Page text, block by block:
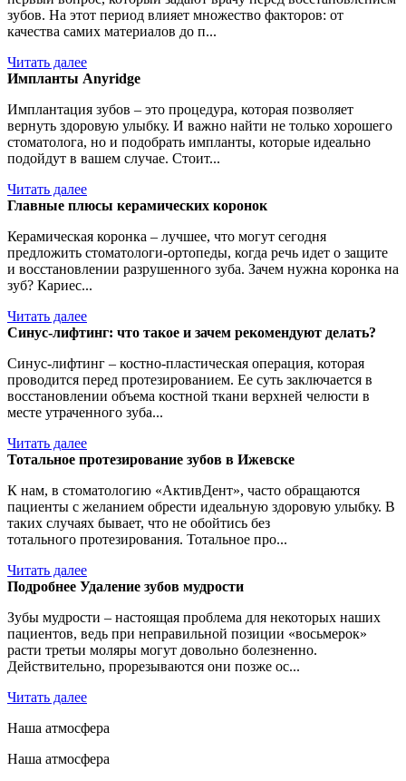
зубов. На этот период влияет множество факторов: от
качества самих материалов до п...
Читать далее
Импланты Anyridge
Имплантация зубов – это процедура, которая позволяет
вернуть здоровую улыбку. И важно найти не только хорошего
стоматолога, но и подобрать импланты, которые идеально
подойдут в вашем случае. Стоит...
Читать далее
Главные плюсы керамических коронок
Керамическая коронка – лучшее, что могут сегодня
предложить стоматологи-ортопеды, когда речь идет о защите
и восстановлении разрушенного зуба. Зачем нужна коронка на
зуб? Кариес...
Читать далее
Синус-лифтинг: что такое и зачем рекомендуют делать?
Синус-лифтинг – костно-пластическая операция, которая
проводится перед протезированием. Ее суть заключается в
восстановлении объема костной ткани верхней челюсти в
месте утраченного зуба...
Читать далее
Тотальное протезирование зубов в Ижевске
К нам, в стоматологию «АктивДент», часто обращаются
пациенты с желанием обрести идеальную здоровую улыбку. В
таких случаях бывает, что не обойтись без
тотального протезирования. Тотальное про...
Читать далее
Подробнее Удаление зубов мудрости
Зубы мудрости – настоящая проблема для некоторых наших
пациентов, ведь при неправильной позиции «восьмерок»
расти третьи моляры могут довольно болезненно.
Действительно, прорезываются они позже ос...
Читать далее
Наша атмосфера
Наша атмосфера